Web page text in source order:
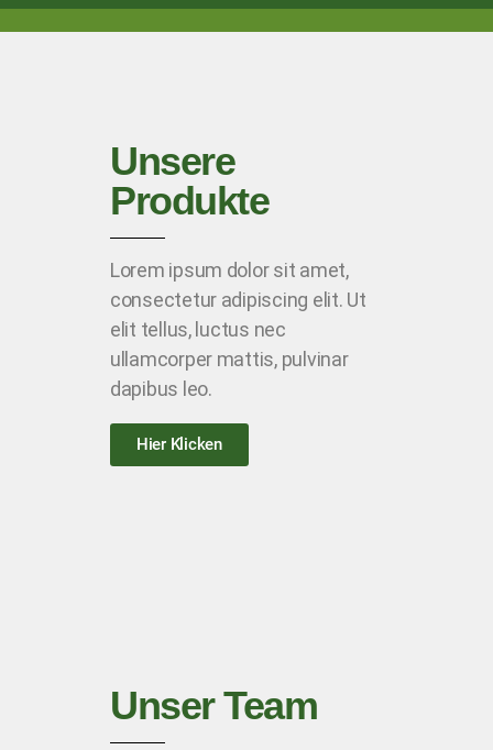
Unsere
Produkte
Lorem ipsum dolor sit amet,
consectetur adipiscing elit. Ut
elit tellus, luctus nec
ullamcorper mattis, pulvinar
dapibus leo.
Hier Klicken
Unser Team